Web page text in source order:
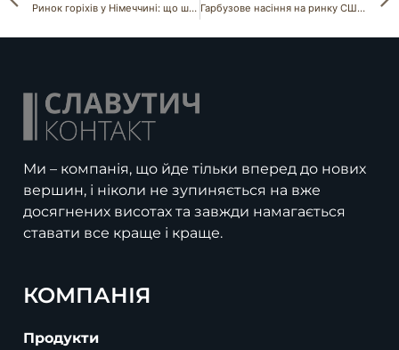
Ринок горіхів у Німеччині: що шукають місцеві імпортери Гарбузове насіння на ринку США: бар’єри входу та вимоги FDA
Ми – компанія, що йде тільки вперед до нових
вершин, і ніколи не зупиняється на вже
досягнених висотах та завжди намагається
ставати все краще і краще.
КОМПАНІЯ
Продукти